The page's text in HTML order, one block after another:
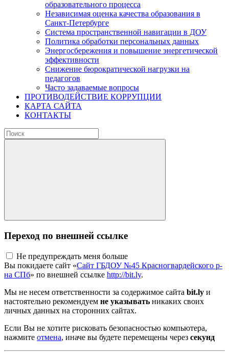
образовательного процесса
Независимая оценка качества образования в
Санкт-Петербурге
Система пространственной навигации в ДОУ
Политика обработки персональных данных
Энергосбережения и повышение энергетической
эффективности
Снижение бюрократической нагрузки на
педагогов
Часто задаваемые вопросы
ПРОТИВОДЕЙСТВИЕ КОРРУПЦИИ
КАРТА САЙТА
КОНТАКТЫ
Переход по внешней ссылке
Не предупреждать меня больше
Вы покидаете сайт «Сайт ГБДОУ №45 Красногвардейского р-
на СПб» по внешней ссылке http://bit.ly.
Мы не несем ответственности за содержимое сайта bit.ly и
настоятельно рекомендуем не указывать никаких своих
личных данных на сторонних сайтах.
Если Вы не хотите рисковать безопасностью компьютера,
нажмите отмена, иначе вы будете перемещены через секунд